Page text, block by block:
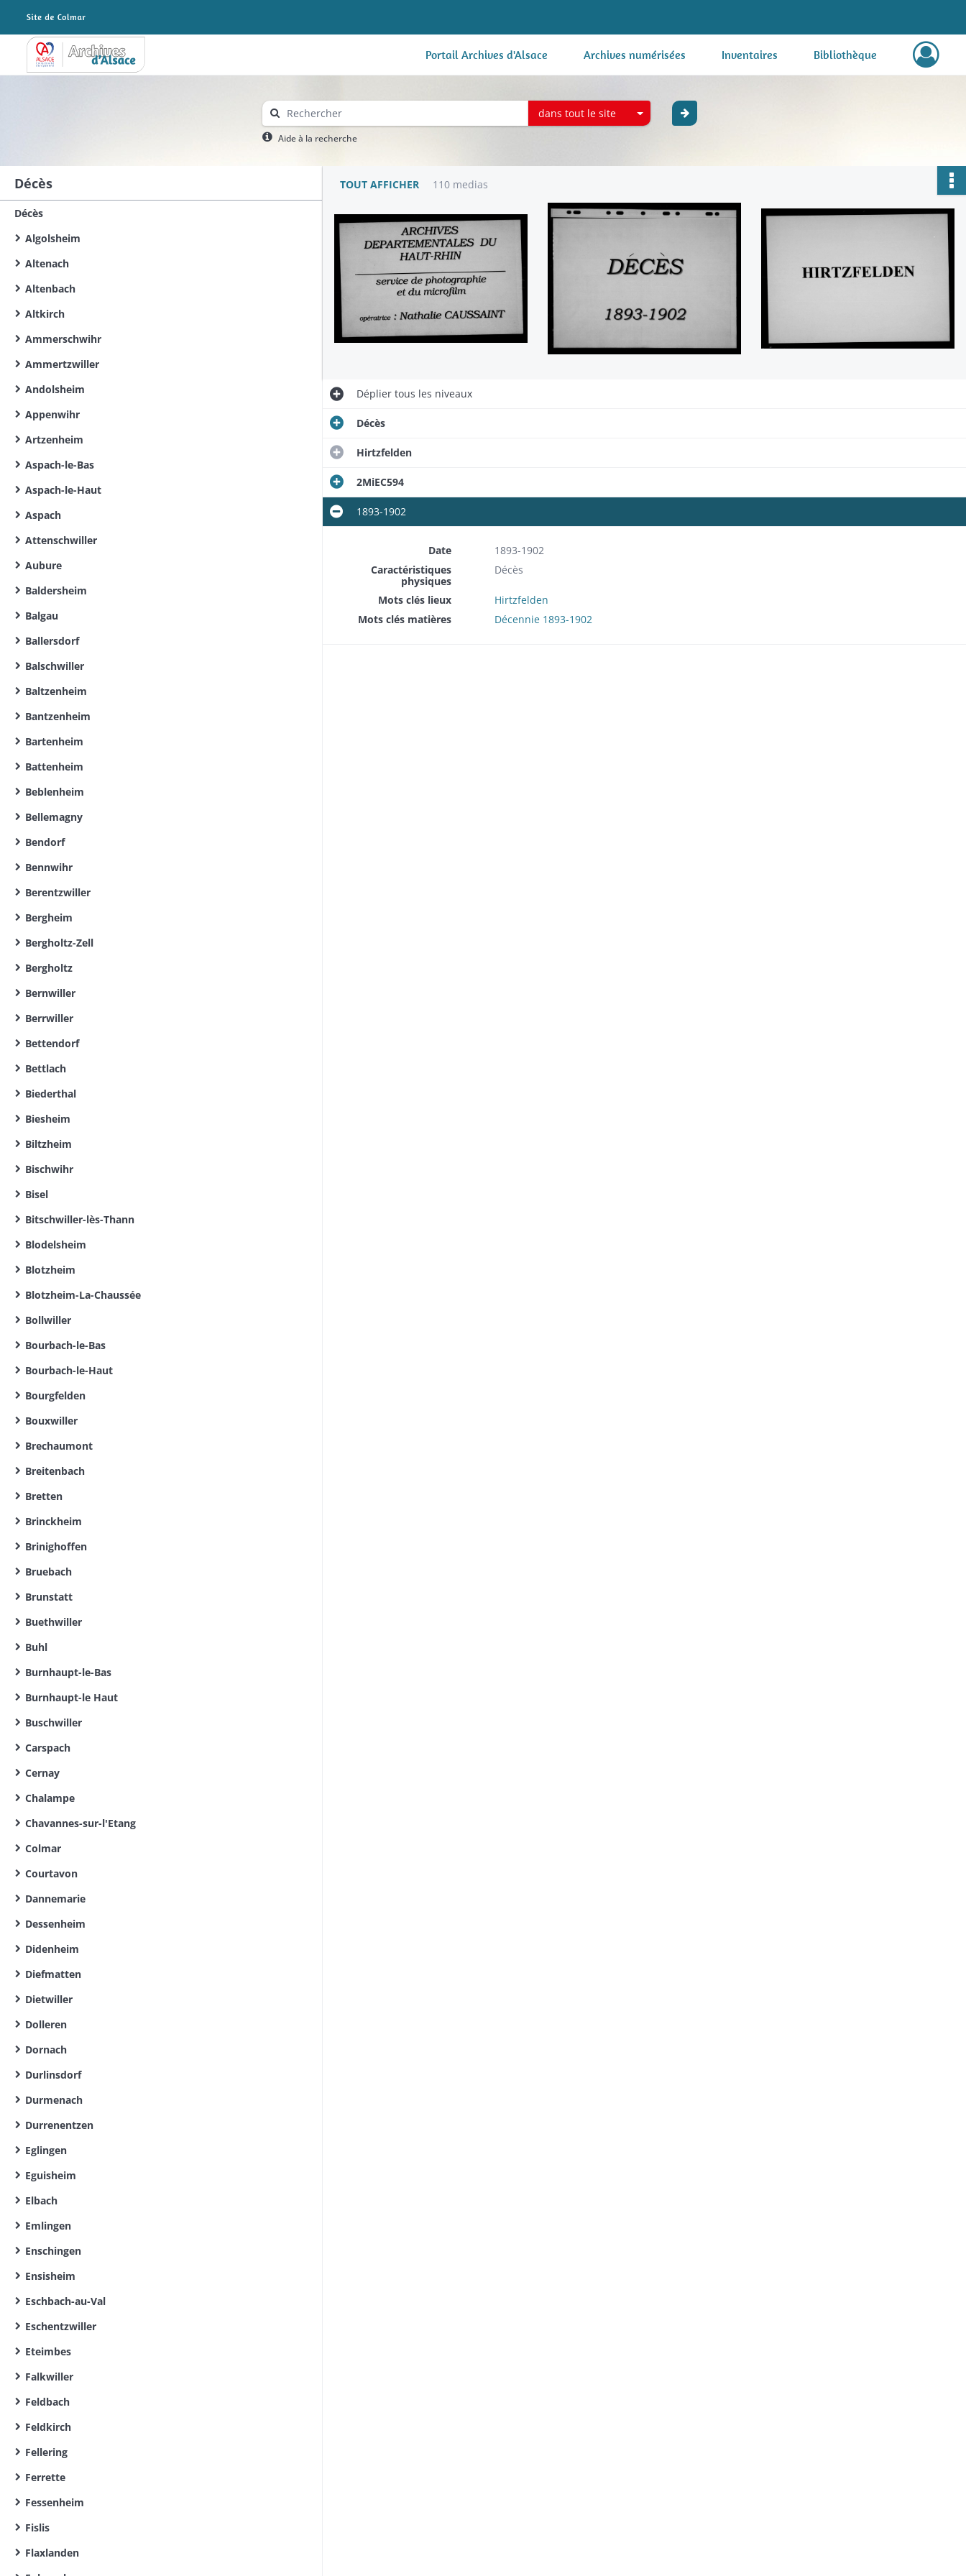
Archives Alsace - Colmar Portail Archives d'Alsace Archives numérisées Inventaires Bibliothèque
dans tout le site
Aide à la recherche
Décès
Décès
Algolsheim
Altenach
Altenbach
Altkirch
Ammerschwihr
Ammertzwiller
Andolsheim
Appenwihr
Artzenheim
Aspach-le-Bas
Aspach-le-Haut
Aspach
Attenschwiller
Aubure
Baldersheim
Balgau
Ballersdorf
Balschwiller
Baltzenheim
Bantzenheim
Bartenheim
Battenheim
Beblenheim
Bellemagny
Bendorf
Bennwihr
Berentzwiller
Bergheim
Bergholtz-Zell
Bergholtz
Bernwiller
Berrwiller
Bettendorf
Bettlach
Biederthal
Biesheim
Biltzheim
Bischwihr
Bisel
Bitschwiller-lès-Thann
Blodelsheim
Blotzheim
Blotzheim-La-Chaussée
Bollwiller
Bourbach-le-Bas
Bourbach-le-Haut
Bourgfelden
Bouxwiller
Brechaumont
Breitenbach
Bretten
Brinckheim
Brinighoffen
Bruebach
Brunstatt
Buethwiller
Buhl
Burnhaupt-le-Bas
Burnhaupt-le Haut
Buschwiller
Carspach
Cernay
Chalampe
Chavannes-sur-l'Etang
Colmar
Courtavon
Dannemarie
Dessenheim
Didenheim
Diefmatten
Dietwiller
Dolleren
Dornach
Durlinsdorf
Durmenach
Durrenentzen
Eglingen
Eguisheim
Elbach
Emlingen
Enschingen
Ensisheim
Eschbach-au-Val
Eschentzwiller
Eteimbes
Falkwiller
Feldbach
Feldkirch
Fellering
Ferrette
Fessenheim
Fislis
Flaxlanden
TOUT AFFICHER 110 medias
Dépliertous les niveaux
Décès
Hirtzfelden
2MiEC594
1893-1902
Date
1893-1902
Caractéristiques
physiques
Décès
Mots clés lieux
Hirtzfelden
Mots clés matières
Décennie 1893-1902